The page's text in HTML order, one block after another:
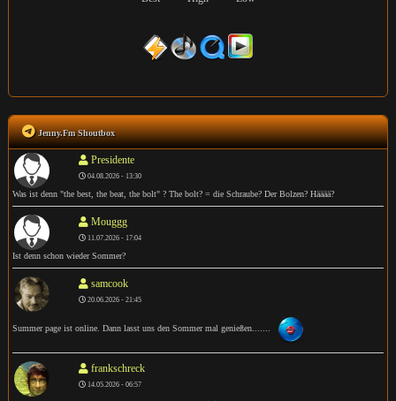
Jenny.Fm Shoutbox
Presidente
04.08.2026 - 13:30
Was ist denn "the best, the beat, the bolt" ? The bolt? = die Schraube? Der Bolzen? Hääää?
Mouggg
11.07.2026 - 17:04
Ist denn schon wieder Sommer?
samcook
20.06.2026 - 21:45
Summer page ist online. Dann lasst uns den Sommer mal genießen.......
frankschreck
14.05.2026 - 06:57